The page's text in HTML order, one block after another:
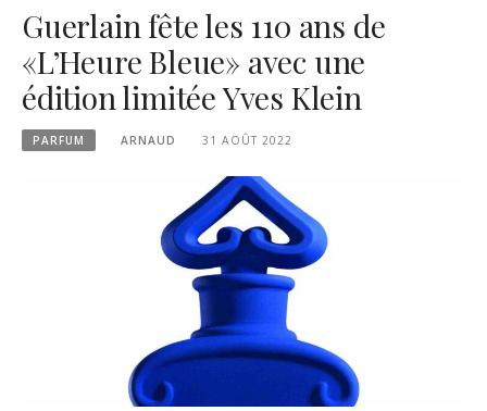
Guerlain fête les 110 ans de
«L’Heure Bleue» avec une
édition limitée Yves Klein
PARFUM ARNAUD 31 AOÛT 2022